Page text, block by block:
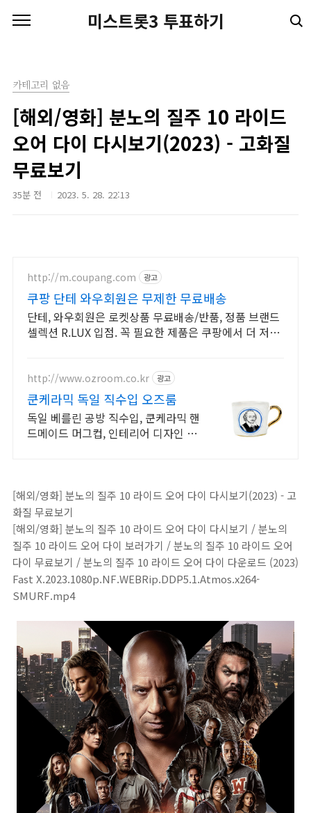
미스트롯3 투표하기
카테고리 없음
[해외/영화] 분노의 질주 10 라이드
오어 다이 다시보기(2023) - 고화질
무료보기
35분 전 2023. 5. 28. 22:13
http://m.coupang.com 광고
쿠팡 단테 와우회원은 무제한 무료배송
단테, 와우회원은 로켓상품 무료배송/반품, 정품 브랜드
셀렉션 R.LUX 입점. 꼭 필요한 제품은 쿠팡에서 더 저렴
http://www.ozroom.co.kr 광고
쿤케라믹 독일 직수입 오즈룸
독일 베를린 공방 직수입, 쿤케라믹 핸
드메이드 머그컵, 인테리어 디자인 소
[해외/영화] 분노의 질주 10 라이드 오어 다이 다시보기(2023) - 고
화질 무료보기
[해외/영화] 분노의 질주 10 라이드 오어 다이 다시보기 / 분노의
질주 10 라이드 오어 다이 보러가기 / 분노의 질주 10 라이드 오어
다이 무료보기 / 분노의 질주 10 라이드 오어 다이 다운로드 (2023)
Fast X.2023.1080p.NF.WEBRip.DDP5.1.Atmos.x264-
SMURF.mp4